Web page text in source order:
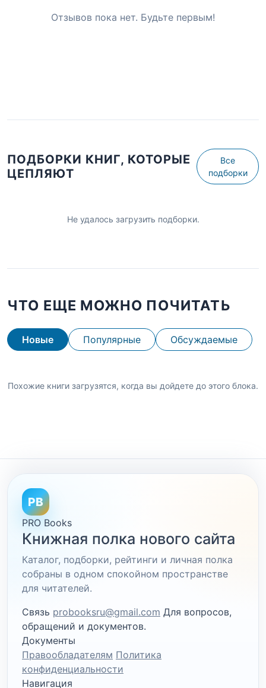
Отзывов пока нет. Будьте первым!
ПОДБОРКИ КНИГ, КОТОРЫЕ
ЦЕПЛЯЮТ
Все
подборки
Не удалось загрузить подборки.
ЧТО ЕЩЕ МОЖНО ПОЧИТАТЬ
Новые Популярные Обсуждаемые
Похожие книги загрузятся, когда вы дойдете до этого блока.
PB
PRO Books
Книжная полка нового сайта
Каталог, подборки, рейтинги и личная полка
собраны в одном спокойном пространстве
для читателей.
Связь probooksru@gmail.com Для вопросов,
обращений и документов.
Документы
Правообладателям Политика
конфиденциальности
Навигация